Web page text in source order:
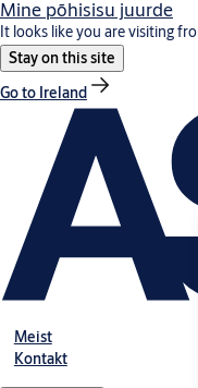
Mine põhisisu juurde
It looks like you are visiting
Stay on this site
Go to Ireland
Meist
Kontakt